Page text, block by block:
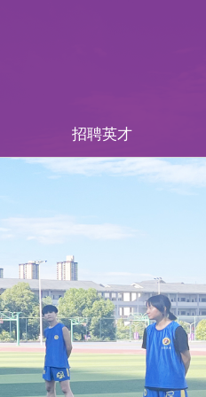
招聘英才